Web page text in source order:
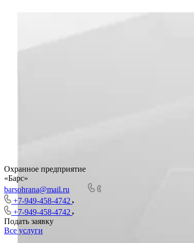
Охранное предприятие
«Барс»
barsohrana@mail.ru
+7-949-458-4742
+7-949-458-4742
Подать заявку
Все услуги